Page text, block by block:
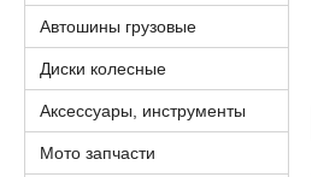
Автошины грузовые
Диски колесные
Аксессуары, инструменты
Мото запчасти